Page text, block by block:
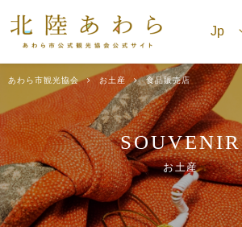
あわら市観光協会 お土産 食品販売店
SOUVENIR
お土産